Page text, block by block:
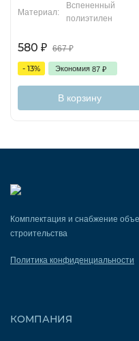
Материал:
Вспененный
полиэтилен
580 ₽ 667₽
- 13% Экономия 87 ₽
В корзину
Комплектация и снабжение
строительства
Политика конфиденциальности
КОМПАНИЯ